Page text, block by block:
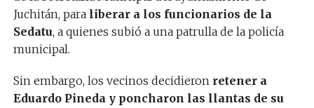
Juchitán, para liberar a los funcionarios de la
Sedatu, a quienes subió a una patrulla de la policía
municipal.
Sin embargo, los vecinos decidieron retener a
Eduardo Pineda y poncharon las llantas de su